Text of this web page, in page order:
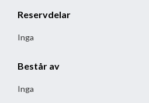
Reservdelar
Inga
Består av
Inga